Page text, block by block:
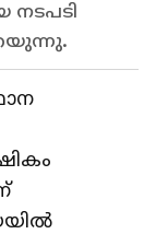
നടപടി